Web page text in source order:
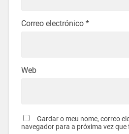
Correo electrónico *
Web
Gardar o meu nome, correo
navegador para a próxima vez